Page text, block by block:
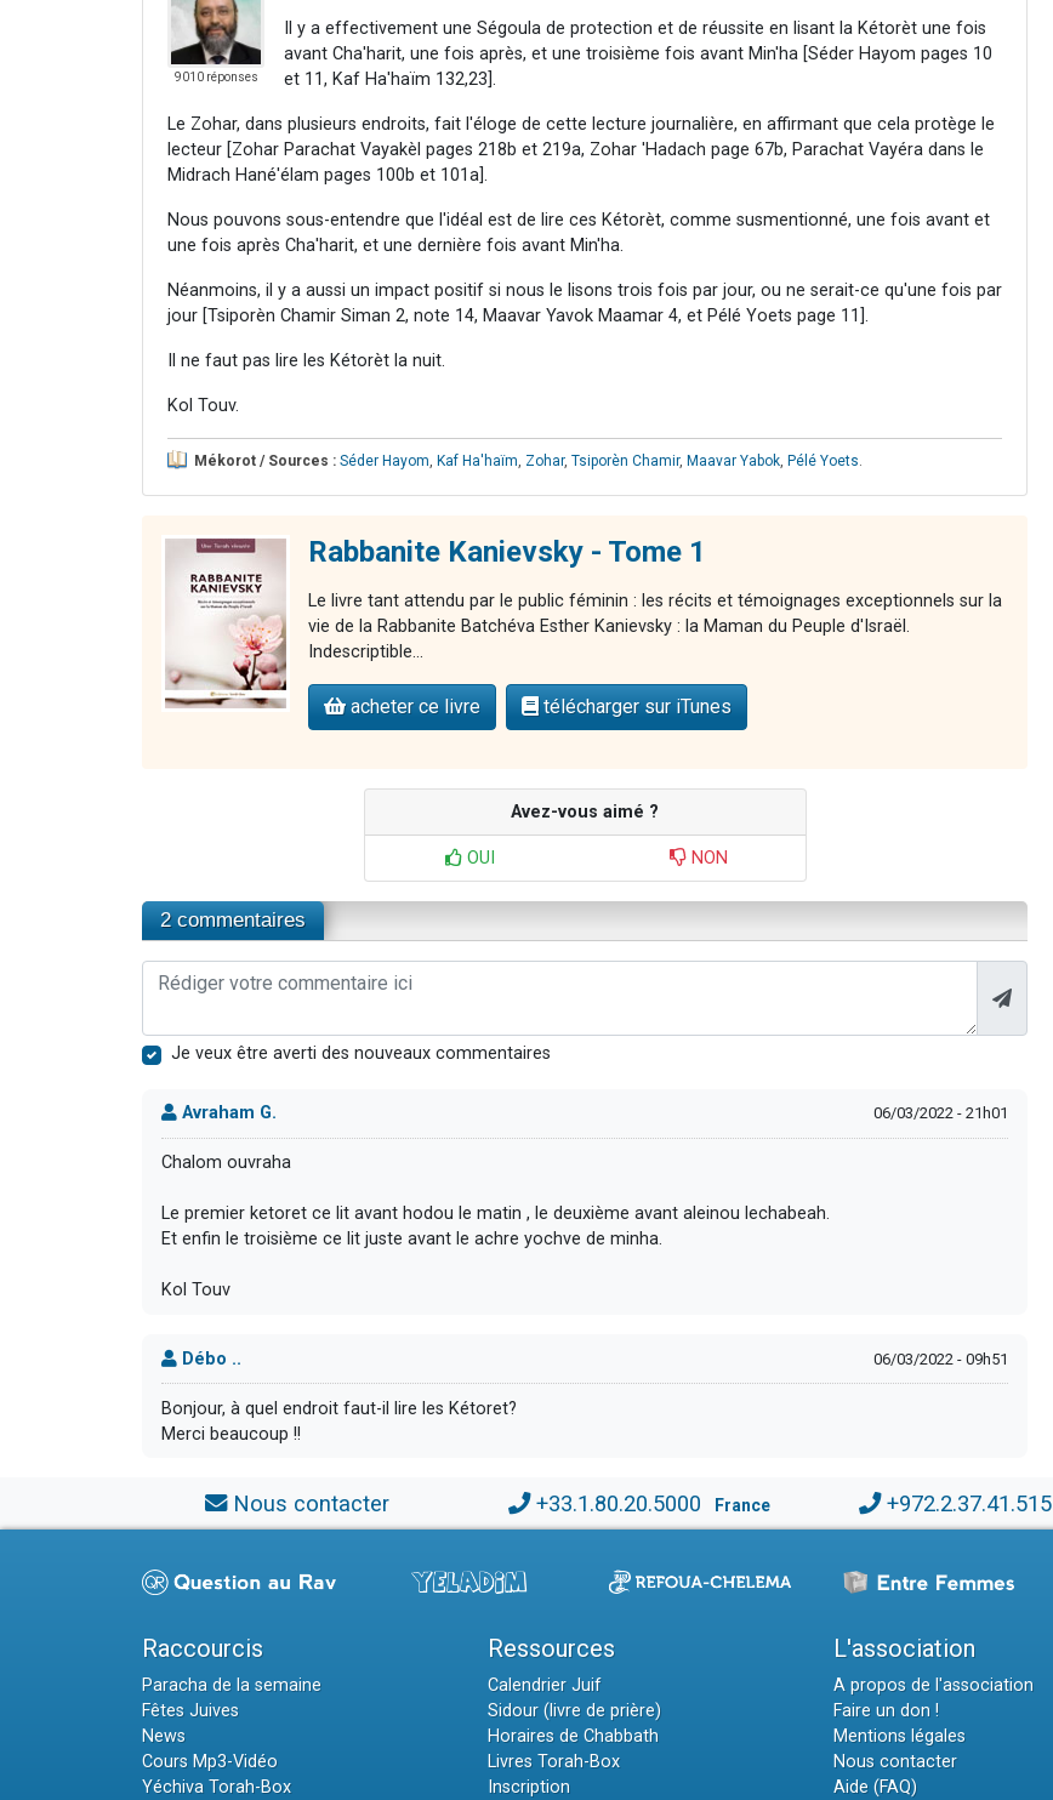
9010 réponses
Il y a effectivement une Ségoula de protection et de réussite en lisant la Kétorèt une fois
avant Cha'harit, une fois après, et une troisième fois avant Min'ha [Séder Hayom pages 10
et 11, Kaf Ha'haïm 132,23].
Le Zohar, dans plusieurs endroits, fait l'éloge de cette lecture journalière, en affirmant que cela protège le
lecteur [Zohar Parachat Vayakèl pages 218b et 219a, Zohar 'Hadach page 67b, Parachat Vayéra dans le
Midrach Hané'élam pages 100b et 101a].
Nous pouvons sous-entendre que l'idéal est de lire ces Kétorèt, comme susmentionné, une fois avant et
une fois après Cha'harit, et une dernière fois avant Min'ha.
Néanmoins, il y a aussi un impact positif si nous le lisons trois fois par jour, ou ne serait-ce qu'une fois par
jour [Tsiporèn Chamir Siman 2, note 14, Maavar Yavok Maamar 4, et Pélé Yoets page 11].
Il ne faut pas lire les Kétorèt la nuit.
Kol Touv.
Mékorot / Sources : Séder Hayom Kaf Ha'haïm Zohar, Tsiporèn Chamir, Maavar Yabok Pélé Yoets
Rabbanite Kanievsky - Tome 1
Le livre tant attendu par le public féminin : les récits et témoignages exceptionnels sur la
vie de la Rabbanite Batchéva Esther Kanievsky : la Maman du Peuple d'Israël.
Indescriptible...
acheter ce livre télécharger sur iTunes
Avez-vous aimé ?
OUI NON
2 commentaires
Je veux être averti des nouveaux commentaires
Avraham G. 06/03/2022 - 21h01
Chalom ouvraha
Le premier ketoret ce lit avant hodou le matin , le deuxième avant aleinou lechabeah.
Et enfin le troisième ce lit juste avant le achre yochve de minha.
Kol Touv
Débo .. 06/03/2022 - 09h51
Bonjour, à quel endroit faut-il lire les Kétoret?
Merci beaucoup !!
Nous contacter +33.1.80.20.5000 France +972.2.37.41.515
Raccourcis
Paracha de la semaine
Fêtes Juives
News
Cours Mp3-Vidéo
Yéchiva Torah-Box
Ressources
Calendrier Juif
Sidour (livre de prière)
Horaires de Chabbath
Livres Torah-Box
Inscription
L'association
A propos de l'association
Faire un don !
Mentions légales
Nous contacter
Aide (FAQ)